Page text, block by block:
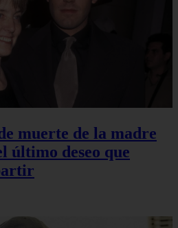
muerte de la madre
último deseo que